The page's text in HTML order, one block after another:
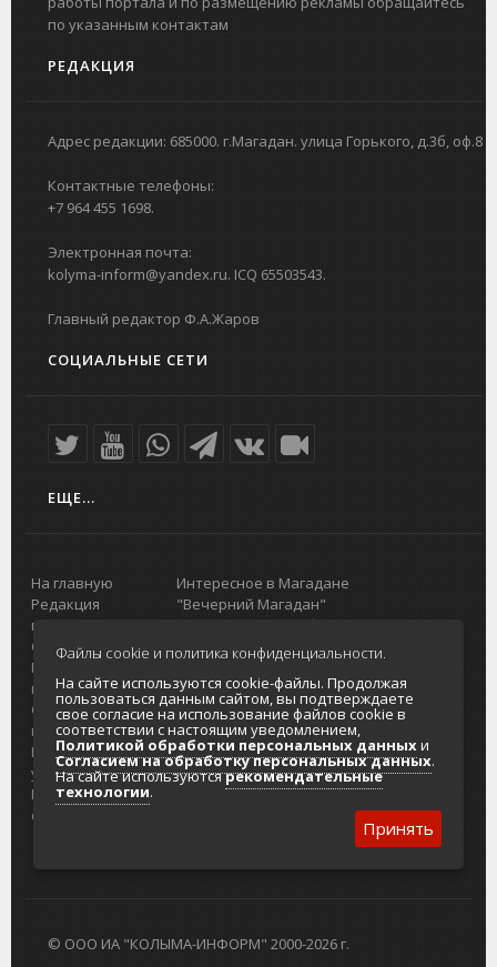
по указанным контактам
РЕДАКЦИЯ
Адрес редакции: 685000. г.Магадан. улица Горького, д.3б, оф.8
Контактные телефоны:
+7 964 455 1698.
Электронная почта:
kolyma-inform@yandex.ru. ICQ 65503543.
Главный редактор Ф.А.Жаров
СОЦИАЛЬНЫЕ СЕТИ
ЕЩЕ...
На главную
Редакция
портала
О проекте
Реклама на
портале
Отзывы и
предложения
Интернет-
услуги
Разработка
сайтов
Интересное в Магадане
"Вечерний Магадан"
Городская доска объявлений
Главный туристический портал
Колымы
Политика в отношении обработки
персональных данных
Согласие на обработку персональных
данных
© ООО ИА "КОЛЫМА-ИНФОРМ" 2000-2026 г.
Файлы cookie и политика конфиденциальности.
На сайте используются cookie-файлы. Продолжая
пользоваться данным сайтом, вы подтверждаете
свое согласие на использование файлов cookie в
соответствии с настоящим уведомлением,
Политикой обработки персональных данныхи
Согласием на обработку персональных данных.
На сайте используютсярекомендательные
технологии.
Принять